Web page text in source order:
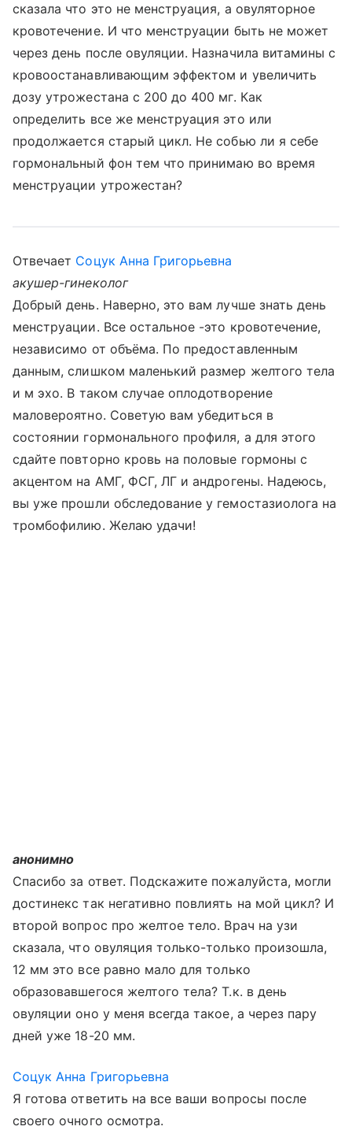
сказала что это не менструация, а овуляторное
кровотечение. И что менструации быть не может
через день после овуляции. Назначила витамины с
кровоостанавливающим эффектом и увеличить
дозу утрожестана с 200 до 400 мг. Как
определить все же менструация это или
продолжается старый цикл. Не собью ли я себе
гормональный фон тем что принимаю во время
менструации утрожестан?
Отвечает Соцук Анна Григорьевна
акушер-гинеколог
Добрый день. Наверно, это вам лучше знать день
менструации. Все остальное -это кровотечение,
независимо от объёма. По предоставленным
данным, слишком маленький размер желтого тела
и м эхо. В таком случае оплодотворение
маловероятно. Советую вам убедиться в
состоянии гормонального профиля, а для этого
сдайте повторно кровь на половые гормоны с
акцентом на АМГ, ФСГ, ЛГ и андрогены. Надеюсь,
вы уже прошли обследование у гемостазиолога на
тромбофилию. Желаю удачи!
анонимно
Спасибо за ответ. Подскажите пожалуйста, могли
достинекс так негативно повлиять на мой цикл? И
второй вопрос про желтое тело. Врач на узи
сказала, что овуляция только-только произошла,
12 мм это все равно мало для только
образовавшегося желтого тела? Т.к. в день
овуляции оно у меня всегда такое, а через пару
дней уже 18-20 мм.
Соцук Анна Григорьевна
Я готова ответить на все ваши вопросы после
своего очного осмотра.